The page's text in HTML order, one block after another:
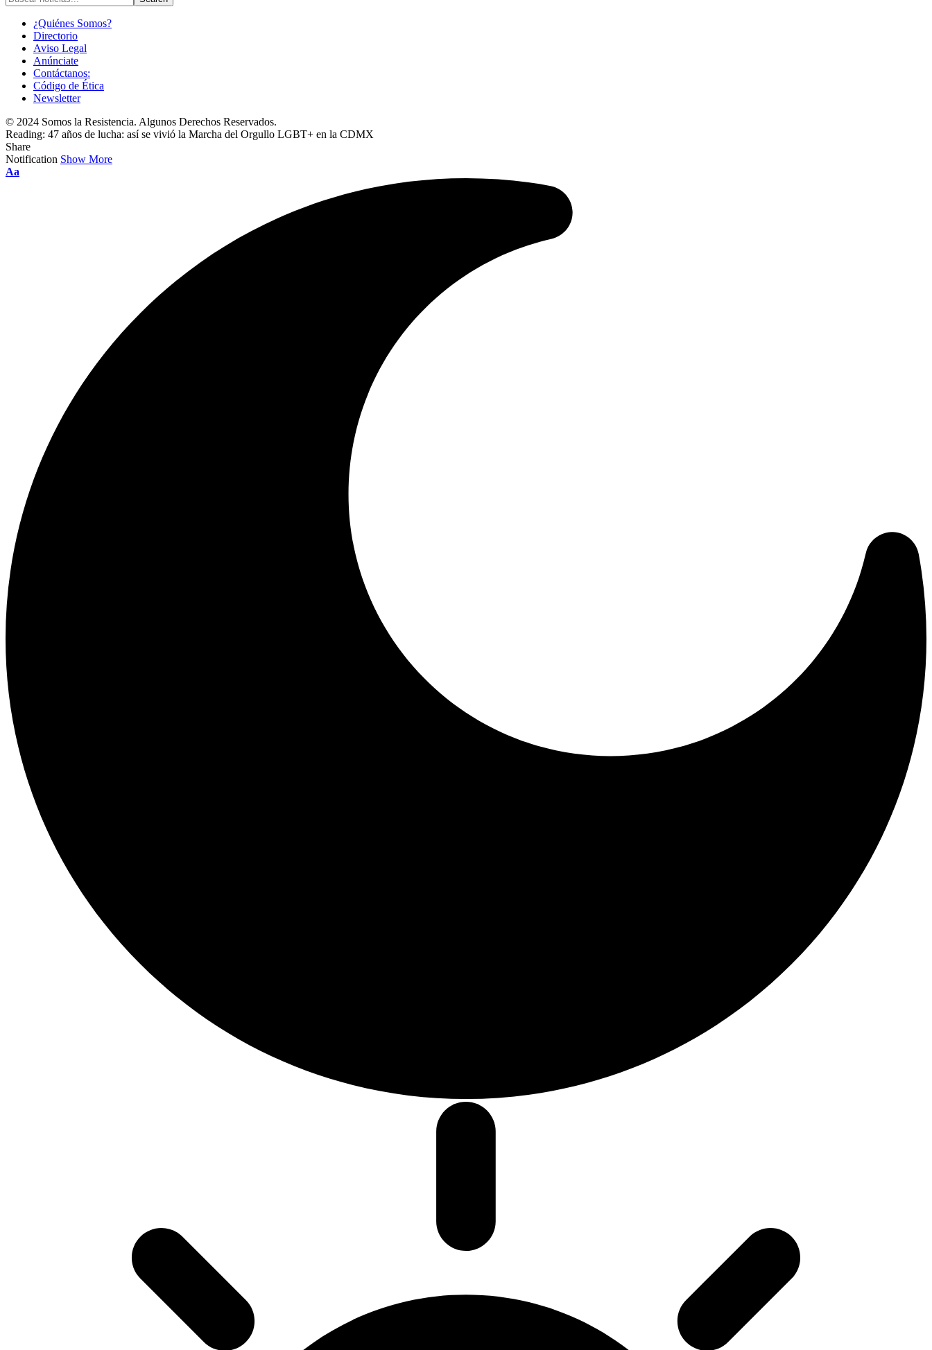
¿Quiénes Somos?
Directorio
Aviso Legal
Anúnciate
Contáctanos:
Código de Ética
Newsletter
© 2024 Somos la Resistencia. Algunos Derechos Reservados.
Reading: 47 años de lucha: así se vivió la Marcha del Orgullo LGBT+ en la CDMX
Share
Notification Show More
Font
Aa